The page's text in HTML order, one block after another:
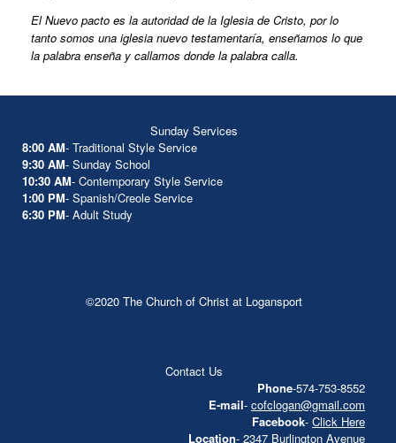
El Nuevo pacto es la autoridad de la Iglesia de Cristo, por lo
tanto somos una iglesia nuevo testamentaría, enseñamos lo que
la palabra enseña y callamos donde la palabra calla.
Sunday Services
8:00 AM- Traditional Style Service
9:30 AM- Sunday School
10:30 AM- Contemporary Style Service
1:00 PM- Spanish/Creole Service
6:30 PM- Adult Study
©2020 The Church of Christ at Logansport
Contact Us
Phone-574-753-8552
E-mail- cofclogan@gmail.com
Facebook- Click Here
Location- 2347 Burlington Avenue